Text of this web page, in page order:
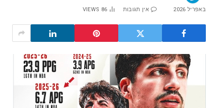
באפריל 2026 אין תגובות 86
VIEWS